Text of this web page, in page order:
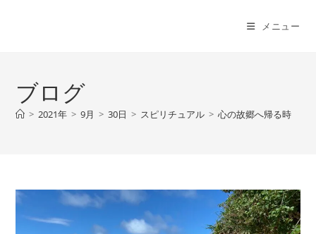
メニュー
ブログ
> 2021年 > 9月 > 30日 > スピリチュアル > 心の故郷へ帰る時